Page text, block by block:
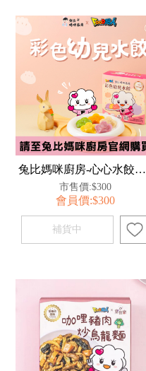
兔比媽咪廚房-心心水餃彩色幼兒水餃
市售價:$300
會員價:$300